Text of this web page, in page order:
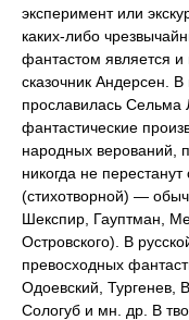
эксперимент или
каких-либо
фантастом является
сказочник Андерсен. В
прославилась Сельма
фантастические
народных верований,
никогда не
(стихотворной) —
Шекспир, Гауптман,
Островского). В
превосходных
Одоевский, Тургенев,
Сологуб и мн. др. В